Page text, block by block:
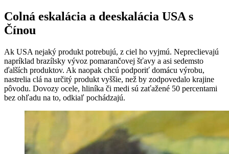
Colná eskalácia a deeskalácia USA s
Čínou
Ak USA nejaký produkt potrebujú, z ciel ho vyjmú. Nepreclievajú
napríklad brazílsky vývoz pomarančovej šťavy a asi sedemsto
ďalších produktov. Ak naopak chcú podporiť domácu výrobu,
nastrelia clá na určitý produkt vyššie, než by zodpovedalo krajine
pôvodu. Dovozy ocele, hliníka či medi sú zaťažené 50 percentami
bez ohľadu na to, odkiaľ pochádzajú.